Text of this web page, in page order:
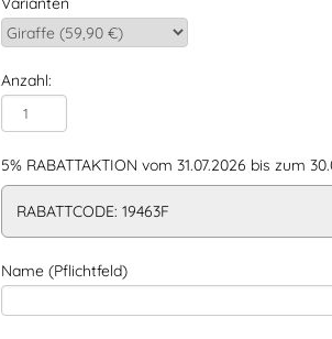
Anzahl:
5% RABATTAKTION vom 31.07.2026 bis zum
RABATTCODE: 19463F
Name (Pflichtfeld)